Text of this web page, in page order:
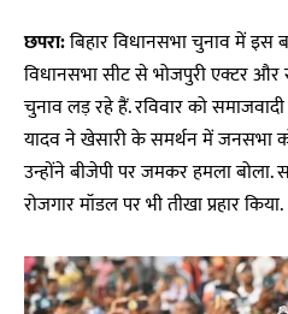
छपरा:बिहार विधानसभा चुनाव में इस
विधानसभा सीट से भोजपुरी एक्टर और
चुनाव लड़ रहे हैं. रविवार को समाजवादी
यादव ने खेसारी के समर्थन में जनसभा
उन्होंने बीजेपी पर जमकर हमला
रोजगार मॉडल पर भी तीखा प्रहार किया.